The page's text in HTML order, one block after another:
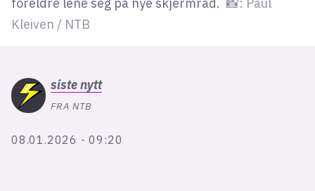
foreldre lene seg på nye skjermråd. 📸: Paul
Kleiven / NTB
sistenytt
FRA NTB
08.01.2026 - 09:20
annonseguide